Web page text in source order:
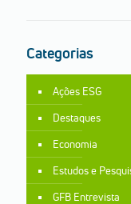
Categorias
Ações ESG
Destaques
Economia
Estudos e
GFB Entrevista